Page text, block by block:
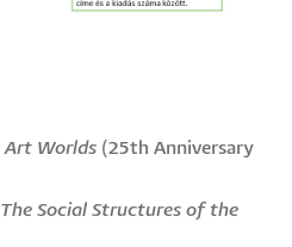
Art Worlds (25th Anniversary
The Social Structures of the